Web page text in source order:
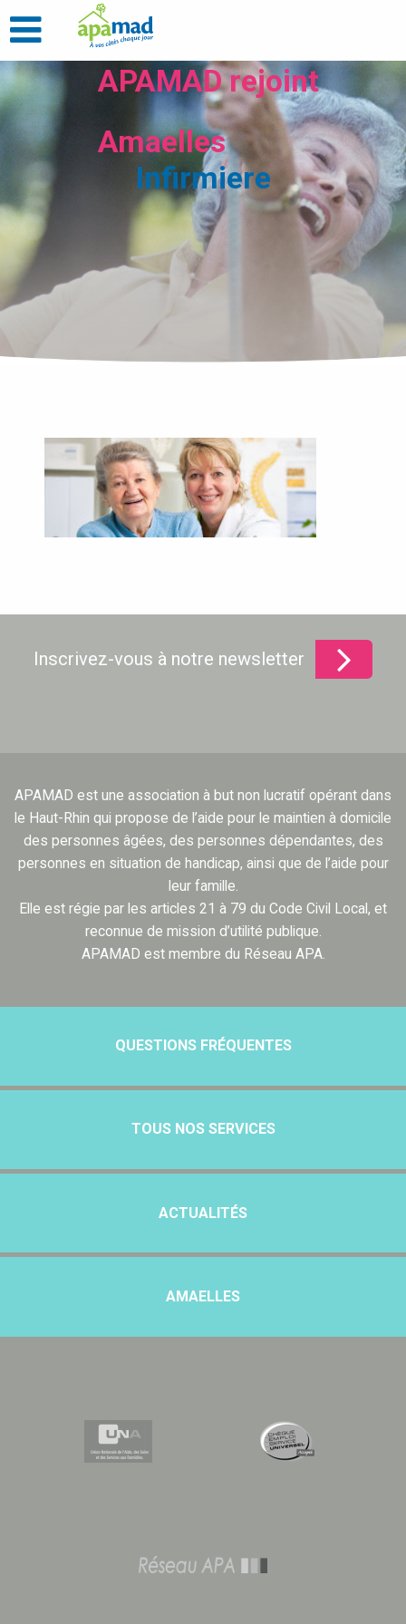
APAMAD rejoint
Amaelles
Infirmiere
Inscrivez-vous à notre newsletter
APAMAD est une association à but non lucratif opérant dans
le Haut-Rhin qui propose de l’aide pour le maintien à domicile
des personnes âgées, des personnes dépendantes, des
personnes en situation de handicap, ainsi que de l’aide pour
leur famille.
Elle est régie par les articles 21 à 79 du Code Civil Local, et
reconnue de mission d’utilité publique.
APAMAD est membre du Réseau APA.
QUESTIONS FRÉQUENTES
TOUS NOS SERVICES
ACTUALITÉS
AMAELLES